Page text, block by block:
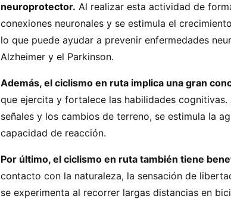
neuroprotector. Al realizar esta actividad de
conexiones neuronales y se estimula el
lo que puede ayudar a prevenir enfermedades
Alzheimer y el Parkinson.
Además, el ciclismo en ruta implica una gran
que ejercita y fortalece las habilidades
señales y los cambios de terreno, se estimula la
capacidad de reacción.
Por último, el ciclismo en ruta también tiene
contacto con la naturaleza, la sensación de
se experimenta al recorrer largas distancias en